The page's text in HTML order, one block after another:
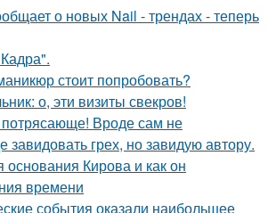
о новых Nail - трендах - теперь
стоит попробовать?
о, эти визиты свекров!
Вроде сам не
завидовать грех, но завидую автору.
основания Кирова и как он
времени
события оказали наибольшее